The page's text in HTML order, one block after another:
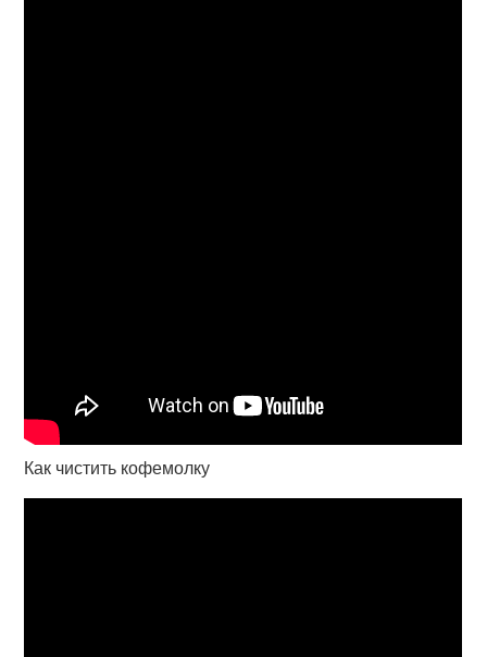
Как чистить кофемолку